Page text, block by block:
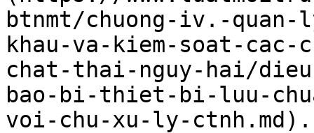
btnmt/chuong-iv.-
khau-va-kiem-soat-
chat-thai-nguy-hai/
bao-bi-thiet-bi-luu-
voi-chu-xu-ly-ctnh.md).